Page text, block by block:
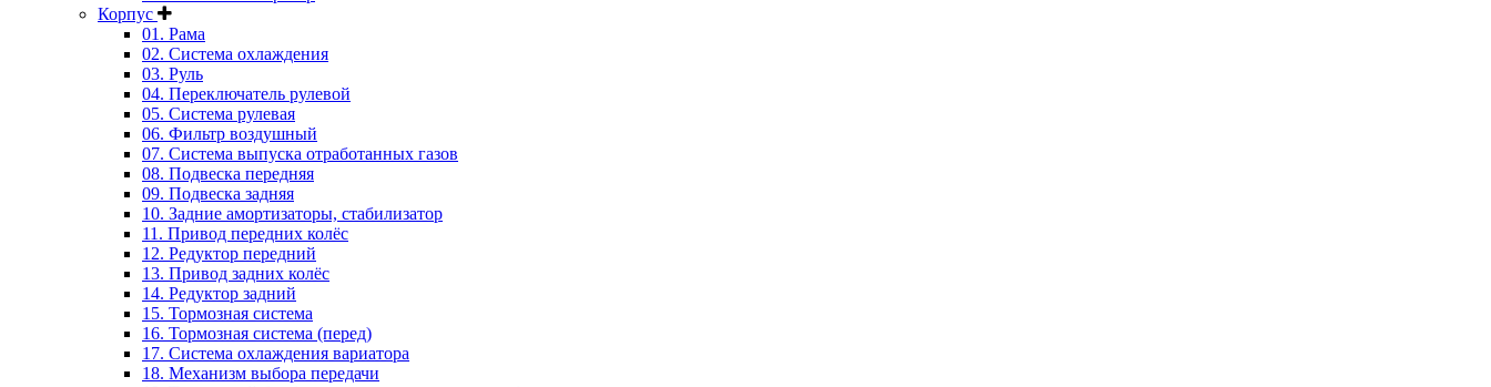
Корпус
01. Рама
02. Система охлаждения
03. Руль
04. Переключатель рулевой
05. Система рулевая
06. Фильтр воздушный
07. Система выпуска отработанных газов
08. Подвеска передняя
09. Подвеска задняя
10. Задние амортизаторы, стабилизатор
11. Привод передних колёс
12. Редуктор передний
13. Привод задних колёс
14. Редуктор задний
15. Тормозная система
16. Тормозная система (перед)
17. Система охлаждения вариатора
18. Механизм выбора передачи